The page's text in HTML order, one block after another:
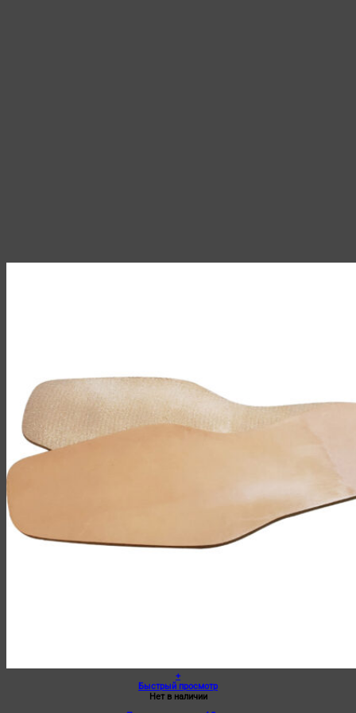
+
Быстрый просмотр
Нет в наличии